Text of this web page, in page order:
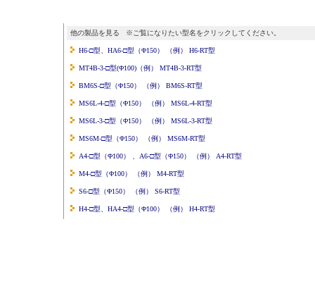
他の製品を見る ※ご覧になりたい型名をクリックしてください。
H6-□型、HA6-□型（Φ150） （例） H6-RT型
MT4B-3-□型(Φ100)（例） MT4B-3-RT型
BM6S-□型（Φ150） （例） BM6S-RT型
MS6L-4-□型（Φ150） （例） MS6L-4-RT型
MS6L-3-□型（Φ150） （例） MS6L-3-RT型
MS6M-□型（Φ150） （例） MS6M-RT型
A4-□型（Φ100） 、A6-□型（Φ150） （例） A4-RT型
M4-□型（Φ100） （例） M4-RT型
S6-□型（Φ150） （例） S6-RT型
H4-□型、HA4-□型（Φ100） （例） H4-RT型